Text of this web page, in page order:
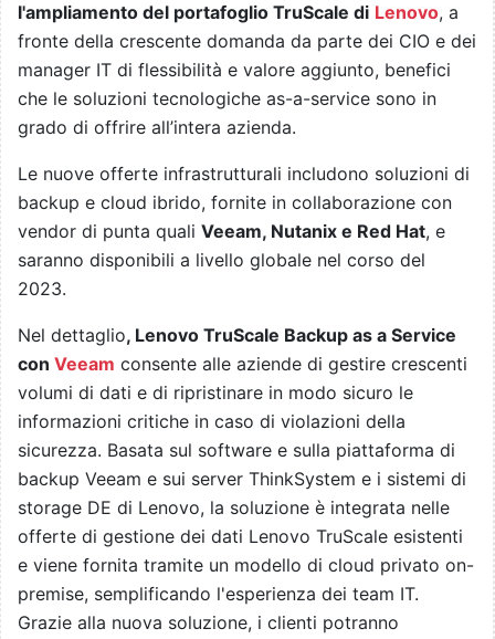
l'ampliamento del portafoglio TruScale di Lenovo, a
fronte della crescente domanda da parte dei CIO e dei
manager IT di flessibilità e valore aggiunto, benefici
che le soluzioni tecnologiche as-a-service sono in
grado di offrire all’intera azienda.
Le nuove offerte infrastrutturali includono soluzioni di
backup e cloud ibrido, fornite in collaborazione con
vendor di punta quali Veeam, Nutanix e Red Hat, e
saranno disponibili a livello globale nel corso del
2023.
Nel dettaglio, Lenovo TruScale Backup as a Service
con Veeam consente alle aziende di gestire crescenti
volumi di dati e di ripristinare in modo sicuro le
informazioni critiche in caso di violazioni della
sicurezza. Basata sul software e sulla piattaforma di
backup Veeam e sui server ThinkSystem e i sistemi di
storage DE di Lenovo, la soluzione è integrata nelle
offerte di gestione dei dati Lenovo TruScale esistenti
e viene fornita tramite un modello di cloud privato on-
premise, semplificando l'esperienza dei team IT.
Grazie alla nuova soluzione, i clienti potranno